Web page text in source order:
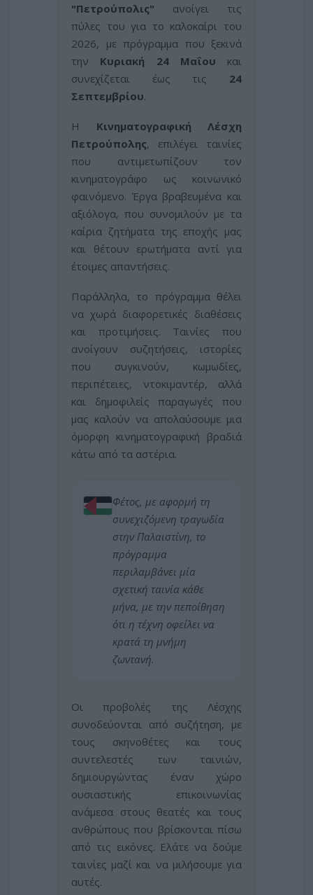
"Πετρούπολις" ανοίγει τις
πύλες του για το καλοκαίρι του
2026, με πρόγραμμα που ξεκινά
την Κυριακή 24 Μαΐου και
συνεχίζεται έως τις 24
Σεπτεμβρίου.
Η Κινηματογραφική Λέσχη
Πετρούπολης, επιλέγει ταινίες
που αντιμετωπίζουν τον
κινηματογράφο ως κοινωνικό
φαινόμενο. Έργα βραβευμένα και
αξιόλογα, που συνομιλούν με τα
καίρια ζητήματα της εποχής μας
και θέτουν ερωτήματα αντί για
έτοιμες απαντήσεις.
Παράλληλα, το πρόγραμμα θέλει
να χωρά διαφορετικές διαθέσεις
και προτιμήσεις. Ταινίες που
ανοίγουν συζητήσεις, ιστορίες
που συγκινούν, κωμωδίες,
περιπέτειες, ντοκιμαντέρ, αλλά
και δημοφιλείς παραγωγές που
μας καλούν να απολαύσουμε μια
όμορφη κινηματογραφική βραδιά
κάτω από τα αστέρια.
Φέτος, με αφορμή τη
συνεχιζόμενη τραγωδία
στην Παλαιστίνη, το
πρόγραμμα
περιλαμβάνει μία
σχετική ταινία κάθε
μήνα, με την πεποίθηση
ότι η τέχνη οφείλει να
κρατά τη μνήμη
ζωντανή.
Οι προβολές της Λέσχης
συνοδεύονται από συζήτηση, με
τους σκηνοθέτες και τους
συντελεστές των ταινιών,
δημιουργώντας έναν χώρο
ουσιαστικής επικοινωνίας
ανάμεσα στους θεατές και τους
ανθρώπους που βρίσκονται πίσω
από τις εικόνες. Ελάτε να δούμε
ταινίες μαζί και να μιλήσουμε για
αυτές.